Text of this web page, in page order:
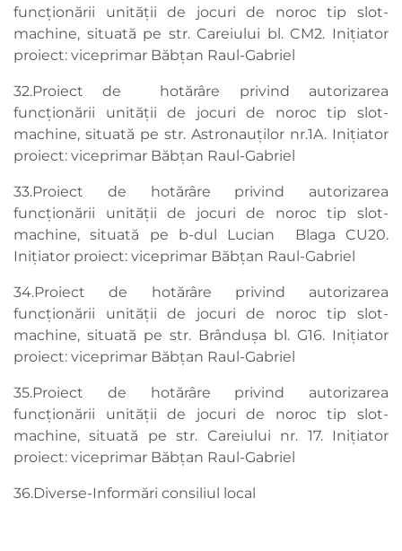
funcționării unității de jocuri de noroc tip slot-
machine, situată pe str. Careiului bl. CM2. Inițiator
proiect: viceprimar Băbțan Raul-Gabriel
32.Proiect de hotărâre privind autorizarea
funcționării unității de jocuri de noroc tip slot-
machine, situată pe str. Astronauților nr.1A. Inițiator
proiect: viceprimar Băbțan Raul-Gabriel
33.Proiect de hotărâre privind autorizarea
funcționării unității de jocuri de noroc tip slot-
machine, situată pe b-dul Lucian Blaga CU20.
Inițiator proiect: viceprimar Băbțan Raul-Gabriel
34.Proiect de hotărâre privind autorizarea
funcționării unității de jocuri de noroc tip slot-
machine, situată pe str. Brândușa bl. G16. Inițiator
proiect: viceprimar Băbțan Raul-Gabriel
35.Proiect de hotărâre privind autorizarea
funcționării unității de jocuri de noroc tip slot-
machine, situată pe str. Careiului nr. 17. Inițiator
proiect: viceprimar Băbțan Raul-Gabriel
36.Diverse-Informări consiliul local